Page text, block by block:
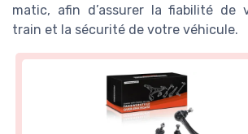
matic, afin d’assurer la fiabilité de
train et la sécurité de votre véhicule.